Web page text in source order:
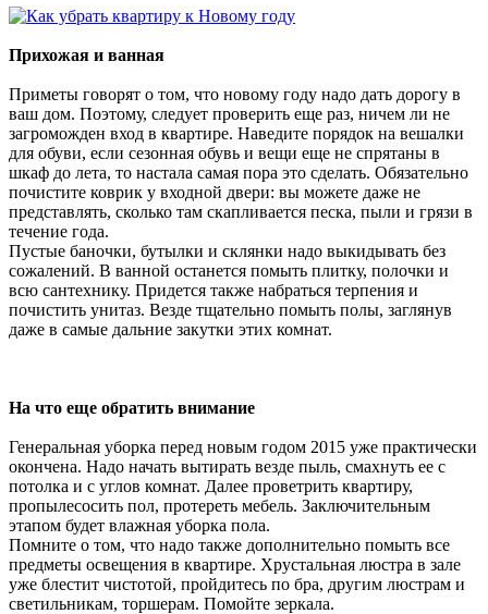
Прихожая и ванная
Приметы говорят о том, что новому году надо дать дорогу в
ваш дом. Поэтому, следует проверить еще раз, ничем ли не
загроможден вход в квартире. Наведите порядок на вешалки
для обуви, если сезонная обувь и вещи еще не спрятаны в
шкаф до лета, то настала самая пора это сделать. Обязательно
почистите коврик у входной двери: вы можете даже не
представлять, сколько там скапливается песка, пыли и грязи в
течение года.
Пустые баночки, бутылки и склянки надо выкидывать без
сожалений. В ванной останется помыть плитку, полочки и
всю сантехнику. Придется также набраться терпения и
почистить унитаз. Везде тщательно помыть полы, заглянув
даже в самые дальние закутки этих комнат.
На что еще обратить внимание
Генеральная уборка перед новым годом 2015 уже практически
окончена. Надо начать вытирать везде пыль, смахнуть ее с
потолка и с углов комнат. Далее проветрить квартиру,
пропылесосить пол, протереть мебель. Заключительным
этапом будет влажная уборка пола.
Помните о том, что надо также дополнительно помыть все
предметы освещения в квартире. Хрустальная люстра в зале
уже блестит чистотой, пройдитесь по бра, другим люстрам и
светильникам, торшерам. Помойте зеркала.